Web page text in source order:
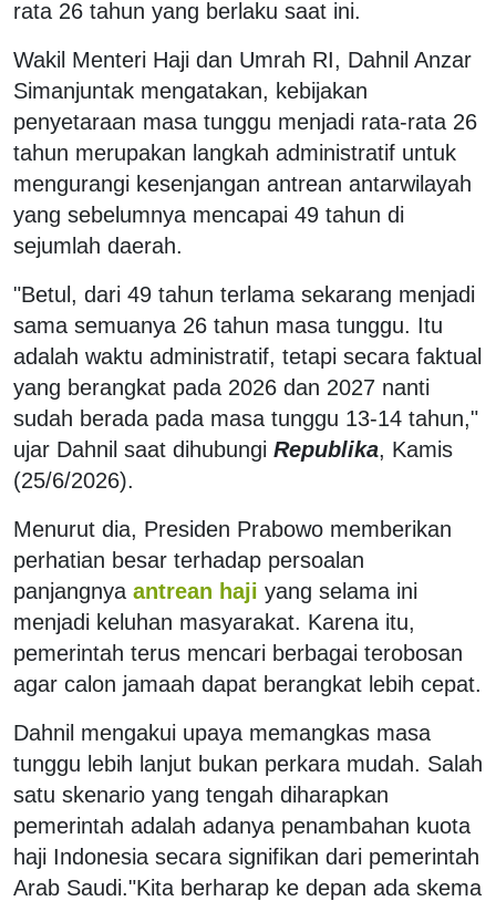
rata 26 tahun yang berlaku saat ini.
Wakil Menteri Haji dan Umrah RI, Dahnil Anzar
Simanjuntak mengatakan, kebijakan
penyetaraan masa tunggu menjadi rata-rata 26
tahun merupakan langkah administratif untuk
mengurangi kesenjangan antrean antarwilayah
yang sebelumnya mencapai 49 tahun di
sejumlah daerah.
"Betul, dari 49 tahun terlama sekarang menjadi
sama semuanya 26 tahun masa tunggu. Itu
adalah waktu administratif, tetapi secara faktual
yang berangkat pada 2026 dan 2027 nanti
sudah berada pada masa tunggu 13-14 tahun,"
ujar Dahnil saat dihubungi Republika, Kamis
(25/6/2026).
Menurut dia, Presiden Prabowo memberikan
perhatian besar terhadap persoalan
panjangnya antrean haji yang selama ini
menjadi keluhan masyarakat. Karena itu,
pemerintah terus mencari berbagai terobosan
agar calon jamaah dapat berangkat lebih cepat.
Dahnil mengakui upaya memangkas masa
tunggu lebih lanjut bukan perkara mudah. Salah
satu skenario yang tengah diharapkan
pemerintah adalah adanya penambahan kuota
haji Indonesia secara signifikan dari pemerintah
Arab Saudi."Kita berharap ke depan ada skema